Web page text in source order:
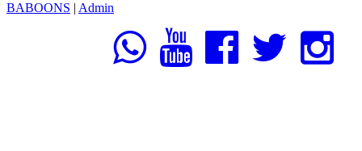
BABOONS | Admin